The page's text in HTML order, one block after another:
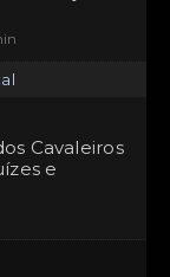
Cavaleiros
e